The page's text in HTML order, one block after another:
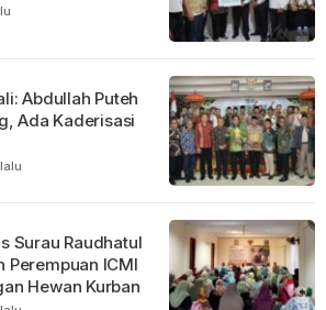
Abdullah Puteh
Ada Kaderisasi
Surau Raudhatul
Hewan Kurban